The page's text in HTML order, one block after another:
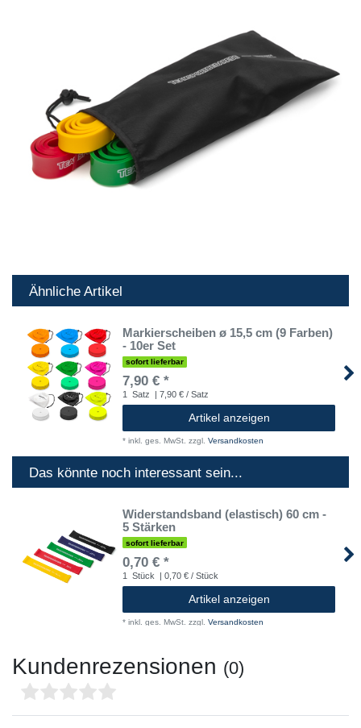
Ähnliche Artikel
Markierscheiben ø 15,5 cm (9 Farben)
- 10er Set
sofort lieferbar
7,90 € *
1 Satz | 7,90 € / Satz
Artikel anzeigen
* inkl. ges. MwSt. zzgl. Versandkosten
Das könnte noch interessant sein...
Widerstandsband (elastisch) 60 cm -
5 Stärken
sofort lieferbar
0,70 € *
1 Stück | 0,70 € / Stück
Artikel anzeigen
* inkl. ges. MwSt. zzgl. Versandkosten
Kundenrezensionen (0)